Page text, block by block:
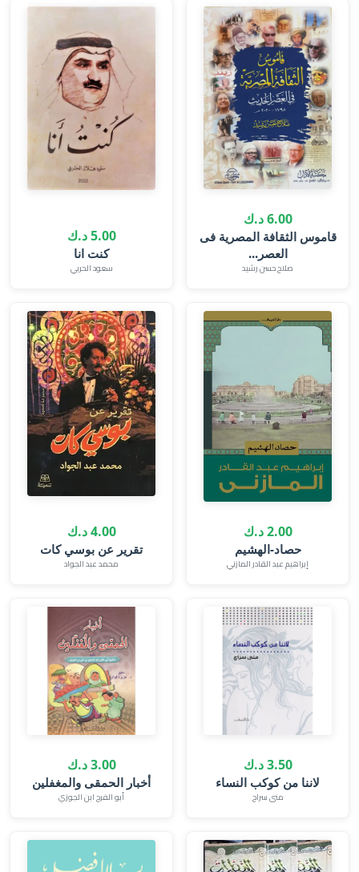
6.00 د.ك
قاموس الثقافة المصرية فى
العصر...
صلاح حسن رشيد
5.00 د.ك
كنت انا
سعود الحربي
2.00 د.ك
حصاد-الهشيم
إبراهيم عبد القادر المازني
4.00 د.ك
تقرير عن بوسي كات
محمد عبد الجواد
3.50 د.ك
لاننا من كوكب النساء‎
منى سراج
3.00 د.ك
أخبار الحمقى والمغفلين
أبو الفرج ابن الجوزي